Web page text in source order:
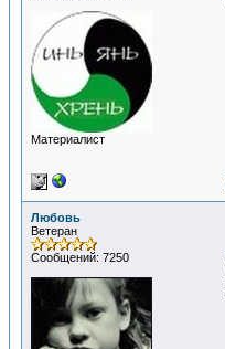
Материалист
Любовь
Ветеран
Сообщений: 7250